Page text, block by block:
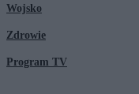
Wojsko
Zdrowie
Program TV